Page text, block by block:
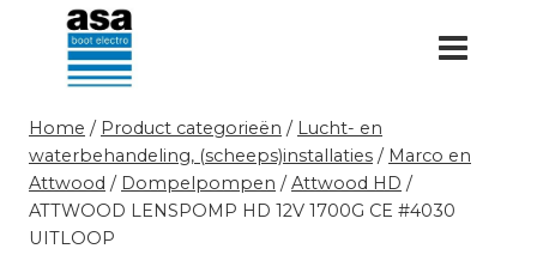
Doorgaan
inhoud
Home / Product categorieën / Lucht- en
waterbehandeling, (scheeps)installaties / Marco en
Attwood / Dompelpompen / Attwood HD /
ATTWOOD LENSPOMP HD 12V 1700G CE #4030
UITLOOP